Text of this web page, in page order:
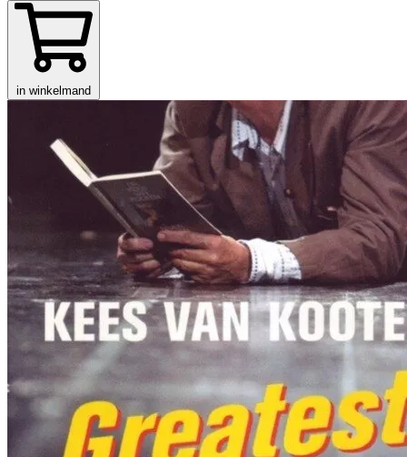
in winkelmand